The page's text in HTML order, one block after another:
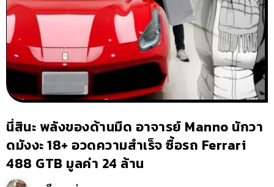
นี่สินะ พลังของด้านมืด อาจารย์ Manno นักวา
ดมังงะ 18+ อวดความสำเร็จ ซื้อรถ Ferrari
488 GTB มูลค่า 24 ล้าน